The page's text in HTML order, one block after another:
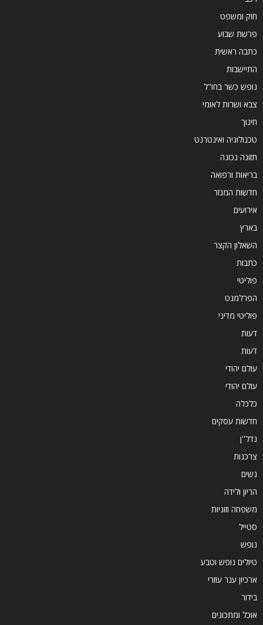
חוק ומשפט
פרשת שבוע
כתבה ראשית
התיישבות
נופש כשר בחו"ל
צבא ושרות לאומי
חינוך
טכנולוגיה ואינטרנט
תזונה נכונה
בריאות ורפואה
חדשות המגזר
אירועים
בארץ
השאלון הקצר
כתבות
פוליטי
הפרלמנט
פוליטי מדיני
דעות
דעות
עולם יהודי
עולם יהודי
כלכלה
חדשות עסקים
נדל''ן
צרכנות
נשים
הריון ולידה
משפחה וזוגיות
סטייל
נופש
טיולים נופש וטבע
ארכיון ענר עוזרי
בידור
אוכל ומתכונים